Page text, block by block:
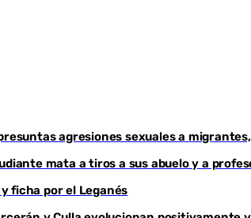
agresiones sexuales a
mata a tiros a sus abuelo y a
ficha por el Leganés